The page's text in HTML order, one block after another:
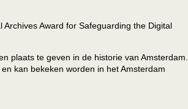
Award for Safeguarding the Digital
plaats te geven in de historie van Amsterdam.
kan bekeken worden in het Amsterdam